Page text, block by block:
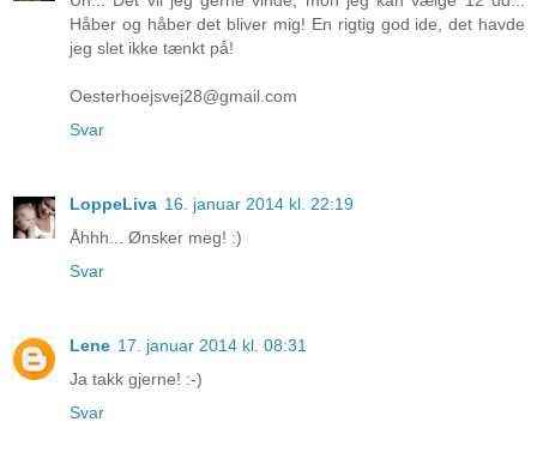
Håber og håber det bliver mig! En rigtig god ide, det havde
jeg slet ikke tænkt på!
Oesterhoejsvej28@gmail.com
Svar
LoppeLiva 16. januar 2014 kl. 22:19
Åhhh... Ønsker meg! :)
Svar
Lene 17. januar 2014 kl. 08:31
Ja takk gjerne! :-)
Svar